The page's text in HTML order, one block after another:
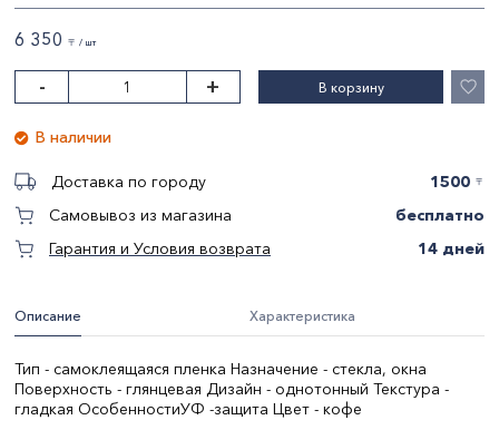
Описание Характеристика
Тип - самоклеящаяся пленка Назначение - стекла, окна
Поверхность - глянцевая Дизайн - однотонный Текстура -
гладкая ОсобенностиУФ -защита Цвет - кофе
6 350 〒 / шт
- + В корзину
В наличии
Доставка по городу 1500 〒
Самовывоз из магазина
бесплатно
Гарантия и Условия возврата
14 дней